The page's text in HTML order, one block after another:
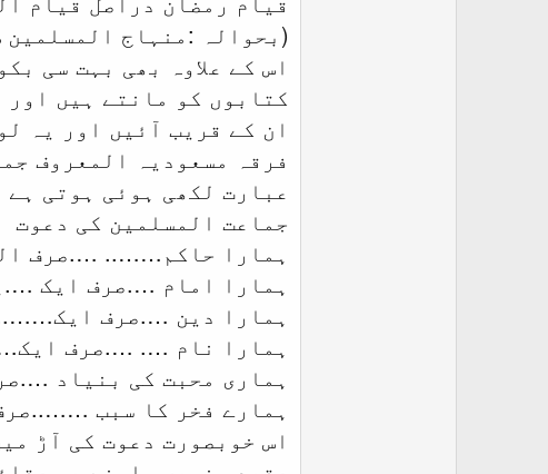
(بحوالہ :منہاج المسلمین ص
اس کے علاوہ بھی بہت سی
کتابوں کو مانتے ہیں
ان کے قریب آئیں اور یہ
فرقہ مسعودیہ المعروف
عبارت لکھی ہوئی ہوتی ہے
جماعت المسلمین کی دعوت
ہمارا حاکم…….. ….صرف
ہمارا امام ….صرف ایک
ہمارا دین ….صرف
ہمارا نام …. ….صرف
ہماری محبت کی بنیاد
ہمارے فخر کا سبب
اس خوبصورت دعوت کی آڑ